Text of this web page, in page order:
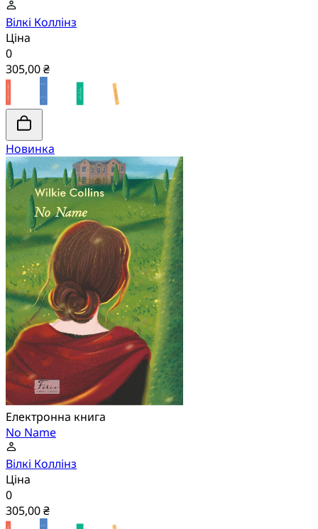
Вілкі Коллінз
Ціна
0
305,00 ₴
Новинка
Електронна книга
No Name
Вілкі Коллінз
Ціна
0
305,00 ₴